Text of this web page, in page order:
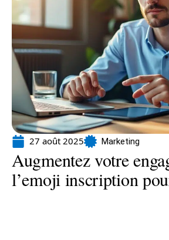
27 août 2025 Marketing
Augmentez votre
l’emoji inscription